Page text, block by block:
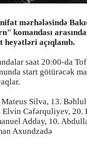
mərhələsində
komandası arasında
açıqlanıb.
saat 20:00-da
start götürəcək
Silva, 13. Bəhlul
Elvin Cəfərquliyev, 20.
Adday, 10.
Axundzadə